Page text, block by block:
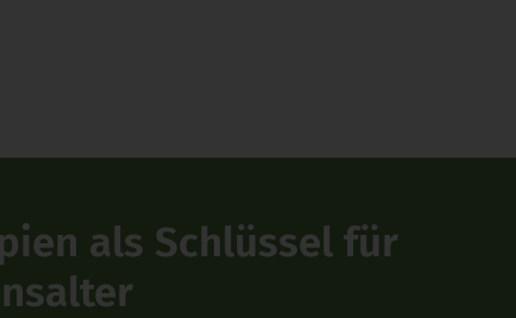
als Schlüssel für